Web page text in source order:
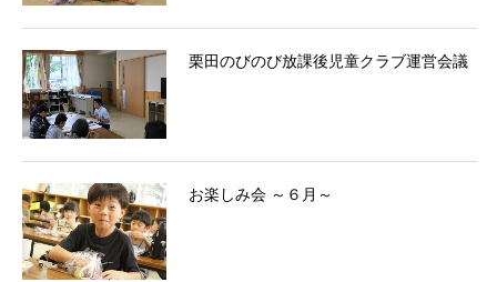
栗田のびのび放課後児童クラブ運営会議
お楽しみ会 ～６月～